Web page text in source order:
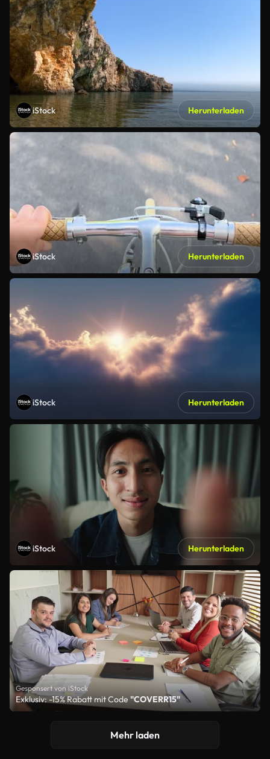
iStock Herunterladen
iStock Herunterladen
iStock Herunterladen
iStock Herunterladen
Gesponsert von iStock
Exklusiv: -15% Rabatt mit Code "COVERR15"
Mehr laden